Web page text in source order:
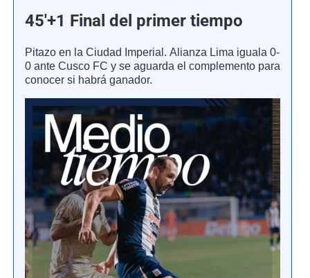
45'+1 Final del primer tiempo
Pitazo en la Ciudad Imperial. Alianza Lima iguala 0-
0 ante Cusco FC y se aguarda el complemento para
conocer si habrá ganador.